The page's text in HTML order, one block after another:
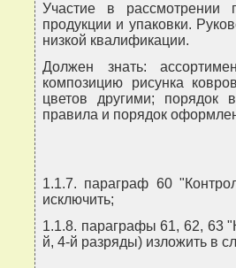
Участие в рассмотрении
продукции и упаковки.
низкой квалификации.
Должен знать:
композицию рисунка
цветов другими; порядок
правила и порядок
1.1.7. параграф 60
исключить;
1.1.8. параграфы 61, 62, 63
й, 4-й разряды) изложить в